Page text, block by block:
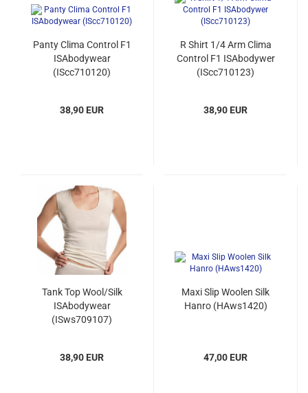
Panty Clima Control F1
ISAbodywear
(IScc710120)
38,90 EUR
R Shirt 1/4 Arm Clima
Control F1 ISAbodywer
(IScc710123)
38,90 EUR
Tank Top Wool/Silk
ISAbodywear
(ISws709107)
38,90 EUR
Maxi Slip Woolen Silk
Hanro (HAws1420)
47,00 EUR